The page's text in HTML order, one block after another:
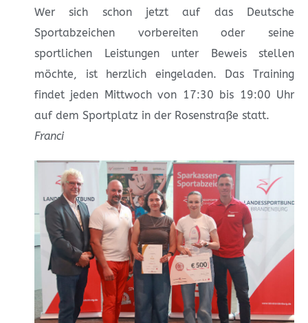
Wer sich schon jetzt auf das Deutsche
Sportabzeichen vorbereiten oder seine
sportlichen Leistungen unter Beweis stellen
möchte, ist herzlich eingeladen. Das Training
findet jeden Mittwoch von 17:30 bis 19:00 Uhr
auf dem Sportplatz in der Rosenstraße statt.
Franci